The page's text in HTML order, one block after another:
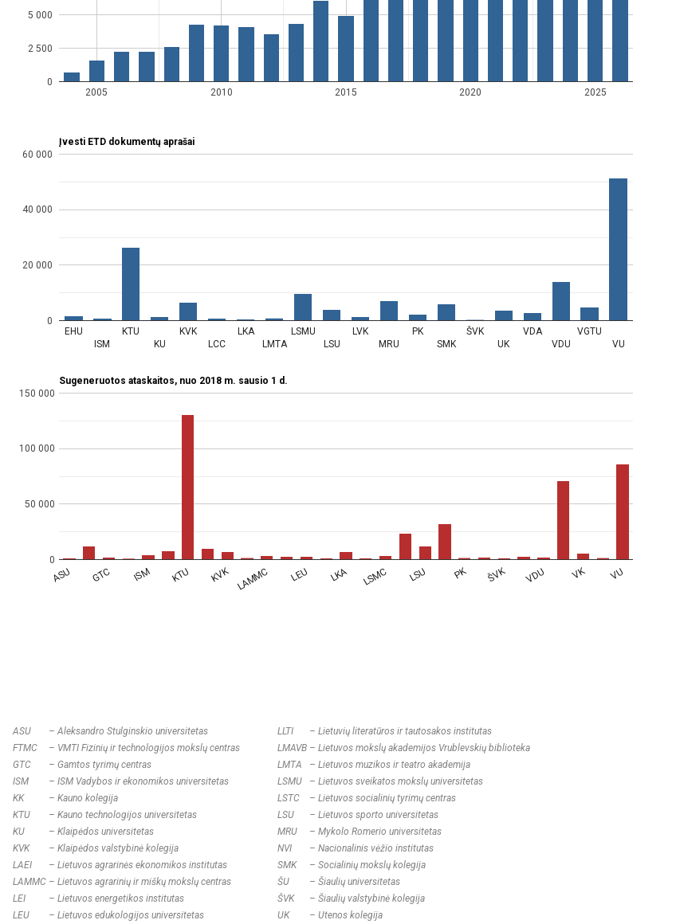
ASU –Aleksandro Stulginskio universitetas LLTI – Lietuvių literatūros ir tautosakos institutas
FTMC
– VMTI Fizinių ir technologijos mokslų centras LMAVB – Lietuvos mokslų akademijos Vrublevskių biblioteka
GTC
– Gamtos tyrimų centras LMTA – Lietuvos muzikos ir teatro akademija
ISM
– ISM Vadybos ir ekonomikos universitetas LSMU – Lietuvos sveikatos mokslų universitetas
KK
– Kauno kolegija LSTC – Lietuvos socialinių tyrimų centras
KTU
– Kauno technologijos universitetas LSU – Lietuvos sporto universitetas
KU
– Klaipėdos universitetas MRU – Mykolo Romerio universitetas
KVK
– Klaipėdos valstybinė kolegija NVI – Nacionalinis vėžio institutas
LAEI
– Lietuvos agrarinės ekonomikos institutas SMK – Socialinių mokslų kolegija
LAMMC – Lietuvos agrarinių ir miškų mokslų centras ŠU – Šiaulių universitetas
LEI
– Lietuvos energetikos institutas ŠVK – Šiaulių valstybinė kolegija
LEU
– Lietuvos edukologijos universitetas UK – Utenos kolegija